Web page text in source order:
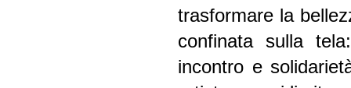
trasformare la
confinata sulla
incontro e